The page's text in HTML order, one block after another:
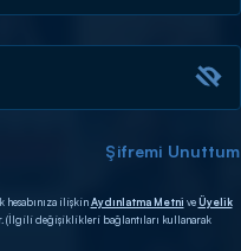
Şifremi Unuttum
ilişkinAydınlatma Metni veÜyelik
(İlgili değişiklikleri bağlantıları kullanarak